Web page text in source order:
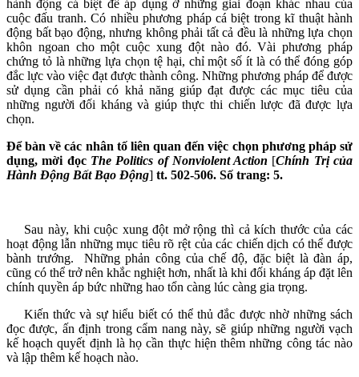
hành động cá biệt để áp dụng ở những giai đoạn khác nhau của
cuộc đấu tranh. Có nhiều phương pháp cá biệt trong kĩ thuật hành
động bất bạo động, nhưng không phải tất cả đều là những lựa chọn
khôn ngoan cho một cuộc xung đột nào đó. Vài phương pháp
chứng tỏ là những lựa chọn tệ hại, chỉ một số ít là có thể đóng góp
đắc lực vào việc đạt được thành công. Những phương pháp để được
sử dụng cần phải có khả năng giúp đạt được các mục tiêu của
những người đối kháng và giúp thực thi chiến lược đã được lựa
chọn.
Để bàn về các nhân tố liên quan đến việc chọn phương pháp sử
dụng, mời đọc The Politics of Nonviolent Action [Chính Trị của
Hành Động Bất Bạo Động] tt. 502-506. Số trang: 5.
Sau này, khi cuộc xung đột mở rộng thì cả kích thước của các
hoạt động lẫn những mục tiêu rõ rệt của các chiến dịch có thể được
bành trướng. Những phản công của chế độ, đặc biệt là đàn áp,
cũng có thể trở nên khắc nghiệt hơn, nhất là khi đối kháng áp đặt lên
chính quyền áp bức những hao tổn càng lúc càng gia trọng.
Kiến thức và sự hiểu biết có thể thủ đắc được nhờ những sách
đọc được, ấn định trong cẩm nang này, sẽ giúp những người vạch
kế hoạch quyết định là họ cần thực hiện thêm những công tác nào
và lập thêm kế hoạch nào.